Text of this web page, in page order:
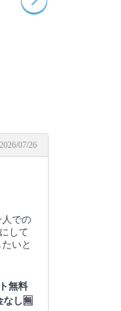
呂×トイレ×洗面所 1セ
2026/07/26
での
して
いと
無料
なし🈚️